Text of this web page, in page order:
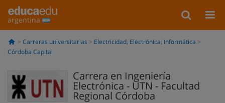
argentina
Carreras universitarias
Electricidad, Electrónica, Informática
Córdoba Capital
Carrera en Ingeniería
Electrónica - UTN - Facultad
Regional Córdoba